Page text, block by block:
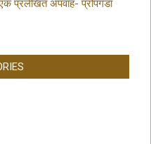
प्रलेखित अपवाह- प्रोपगंडा